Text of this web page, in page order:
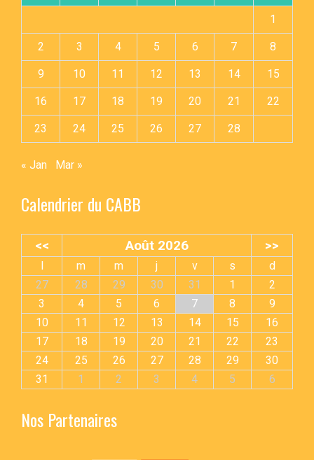
1
2 3 4 5 6 7 8
9 10 11 12 13 14 15
16 17 18 19 20 21 22
23 24 25 26 27 28
« Jan Mar »
Calendrier du CABB
<< Août 2026 >>
m m j v s
d
27
28 29 30 31 1
2
3
4 5 6 7 8
9
10
11 12 13 14 15
16
17
18 19 20 21 22
23
24
25 26 27 28 29
30
31
1 2 3 4 5 6
Nos Partenaires